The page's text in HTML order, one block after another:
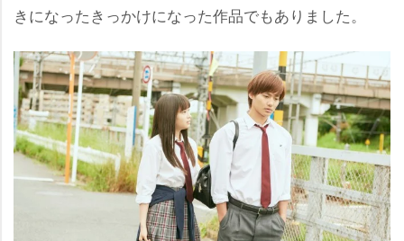
きになったきっかけになった作品でもありました。